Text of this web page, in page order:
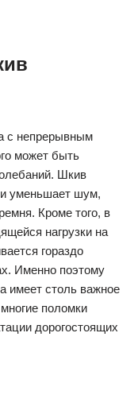
с непрерывным
может быть
Шкив
и уменьшает шум,
Кроме того, в
нагрузки на
гораздо
Именно поэтому
имеет столь важное
поломки
дорогостоящих